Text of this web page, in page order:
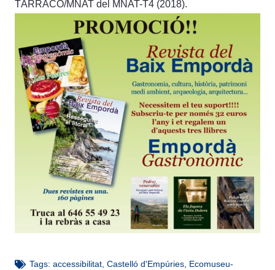
TÀRRACO/MNAT del MNAT-T4 (2018).
Tags: accessibilitat, Castelló d'Empúries, Ecomuseu-